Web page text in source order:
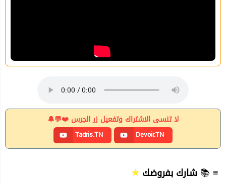
لا تنسى الاشتراك وتفعيل زر الجرس ❤️💬🔔
Tadris.TN Devoir.TN
≡ 📚 شارك بفروضك